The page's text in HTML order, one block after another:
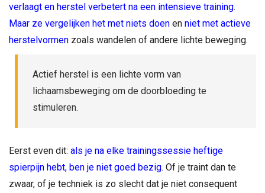
verlaagt en herstel verbetert na een intensieve training.
Maar ze vergelijken het met niets doen en niet met actieve
herstelvormen zoals wandelen of andere lichte beweging.
Actief herstel is een lichte vorm van
lichaamsbeweging om de doorbloeding te
stimuleren.
Eerst even dit: als je na elke trainingssessie heftige
spierpijn hebt, ben je niet goed bezig. Of je traint dan te
zwaar, of je techniek is zo slecht dat je niet consequent